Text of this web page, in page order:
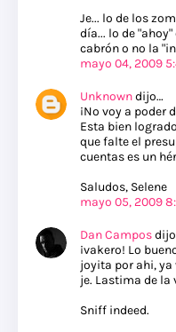
Je... lo de los
día... lo de
cabrón o no la
mayo 04, 2009
Unknowndijo…
¡No voy a poder
Esta bien
que falte el
cuentas es un
Saludos, Selene
mayo 05, 2009
Dan Campos
¡vakero! Lo
joyita por ahi, ya
je. Lastima de la
Sniff indeed.